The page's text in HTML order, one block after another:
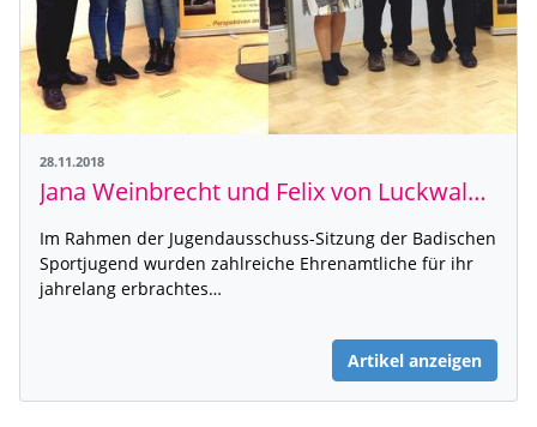
28.11.2018
Jana Weinbrecht und Felix von Luckwald mit der BSJ Ehrung ausgezeichnet
Im Rahmen der Jugendausschuss-Sitzung der Badischen
Sportjugend wurden zahlreiche Ehrenamtliche für ihr
jahrelang erbrachtes…
Artikel anzeigen